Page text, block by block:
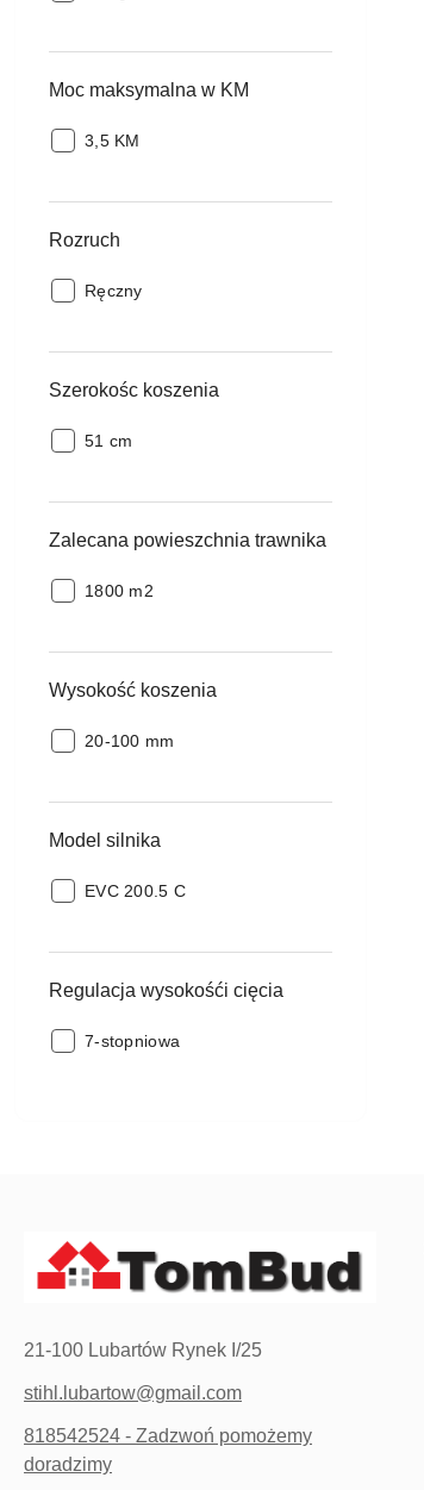
Moc maksymalna w KM
Moc
3,5 KM
Rozruch
Rozruch:
Ręczny
Szerokośc koszenia
Szerokośc
51 cm
Zalecana powieszchnia trawnika
Zalecana
1800 m2
Wysokość koszenia
Wysokość
20-100 mm
Model silnika
Model
EVC 200.5 C
Regulacja wysokośći cięcia
Regulacja
7-stopniowa
21-100 Lubartów Rynek I/25
stihl.lubartow@gmail.com
818542524 - Zadzwoń pomożemy
doradzimy